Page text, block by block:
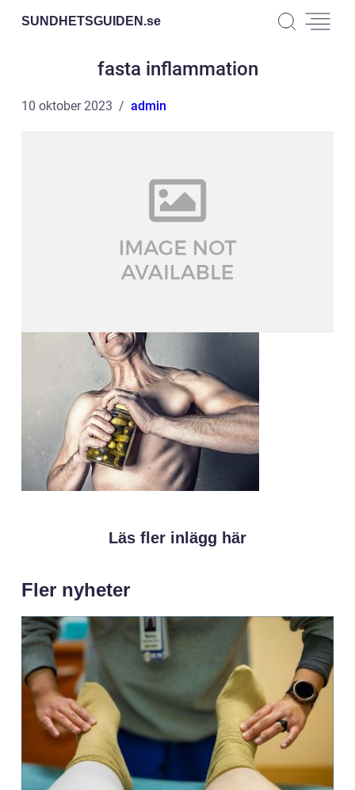
SUNDHETSGUIDEN.se
fasta inflammation
10 oktober 2023 admin
Läs fler inlägg här
Fler nyheter